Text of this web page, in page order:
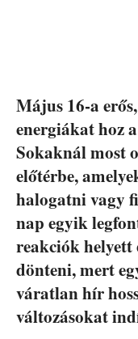
Május 16-a
energiákat hoz
Sokaknál most
előtérbe,
halogatni vagy
nap egyik
reakciók helyett
dönteni, mert
váratlan hír
változásokat